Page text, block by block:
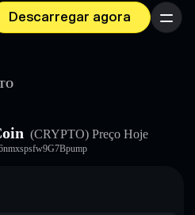
Descarregar agora Menu
(CRYPTO) Preço Hoje